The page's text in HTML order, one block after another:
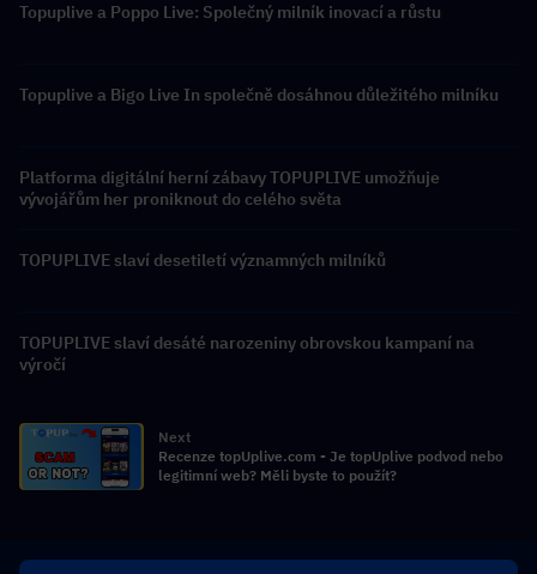
Topuplive a Poppo Live: Společný milník inovací a růstu
Topuplive a Bigo Live In společně dosáhnou důležitého milníku
Platforma digitální herní zábavy TOPUPLIVE umožňuje
vývojářům her proniknout do celého světa
TOPUPLIVE slaví desetiletí významných milníků
TOPUPLIVE slaví desáté narozeniny obrovskou kampaní na
výročí
Next
Recenze topUplive.com - Je topUplive podvod nebo
legitimní web? Měli byste to použít?